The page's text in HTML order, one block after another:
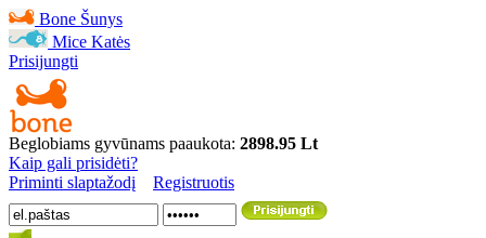
Bone Šunys
Mice Katės
Prisijungti
Beglobiams gyvūnams paaukota: 2898.95 Lt
Kaip gali prisidėti?
Priminti slaptažodį
Registruotis